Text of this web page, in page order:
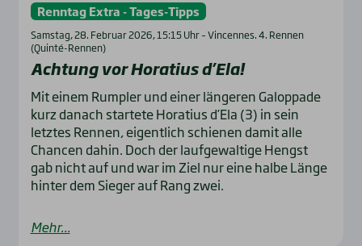
Renntag Extra - Tages-Tipps
Samstag, 28. Februar 2026, 15:15 Uhr – Vincennes. 4. Rennen
(Quinté-Rennen)
Ach­tung vor Hora­ti­us d’Ela!
Mit einem Rumpler und einer längeren Galoppade
kurz danach startete Horatius d’Ela (3) in sein
letztes Rennen, eigentlich schienen damit alle
Chancen dahin. Doch der laufgewaltige Hengst
gab nicht auf und war im Ziel nur eine halbe Länge
hinter dem Sieger auf Rang zwei.
Mehr...